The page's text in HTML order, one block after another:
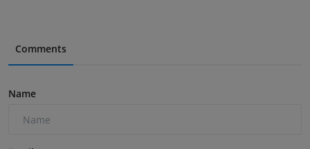
Comments
Name